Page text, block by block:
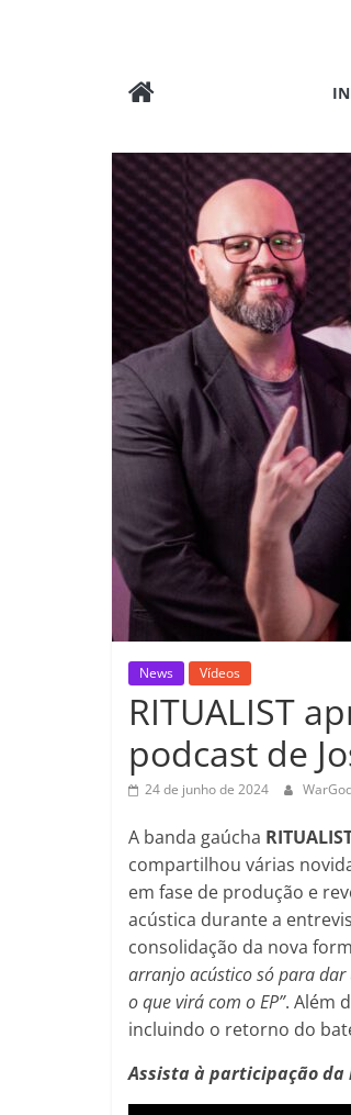
Wargods
Press
Assessoria
e
Conteúdos
News Vídeos
RITUALIST
podcast de
24 de junho de 2024
A banda gaúcha
compartilhou várias
em fase de produção e
acústica durante a
consolidação da nova
arranjo acústico só para
o que virá com o EP”. Além
incluindo o retorno do
Assista à participação da